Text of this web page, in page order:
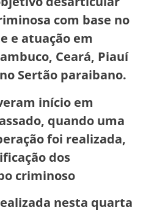
com base no
e atuação em
Ceará, Piauí
Sertão paraibano.
início em
quando uma
foi realizada,
dos
criminoso
nesta quarta